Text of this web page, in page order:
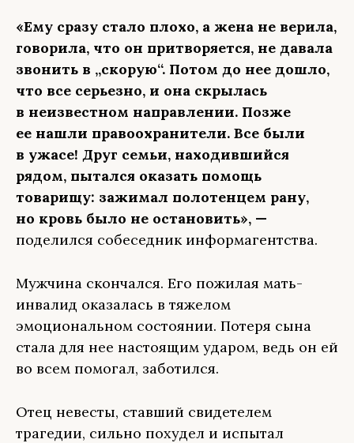
«Ему сразу стало плохо, а жена не верила,
говорила, что он притворяется, не давала
звонить в „скорую“. Потом до нее дошло,
что все серьезно, и она скрылась
в неизвестном направлении. Позже
ее нашли правоохранители. Все были
в ужасе! Друг семьи, находившийся
рядом, пытался оказать помощь
товарищу: зажимал полотенцем рану,
но кровь было не остановить», —
поделился собеседник информагентства.
Мужчина скончался. Его пожилая мать-
инвалид оказалась в тяжелом
эмоциональном состоянии. Потеря сына
стала для нее настоящим ударом, ведь он ей
во всем помогал, заботился.
Отец невесты, ставший свидетелем
трагедии, сильно похудел и испытал